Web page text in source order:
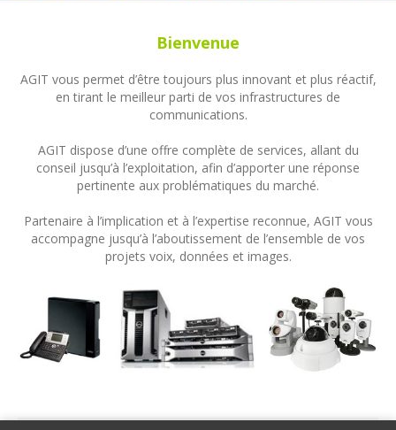
Bienvenue
AGIT vous permet d’être toujours plus innovant et plus réactif,
en tirant le meilleur parti de vos infrastructures de
communications.
AGIT dispose d’une offre complète de services, allant du
conseil jusqu’à l’exploitation, afin d’apporter une réponse
pertinente aux problématiques du marché.
Partenaire à l’implication et à l’expertise reconnue, AGIT vous
accompagne jusqu’à l’aboutissement de l’ensemble de vos
projets voix, données et images.